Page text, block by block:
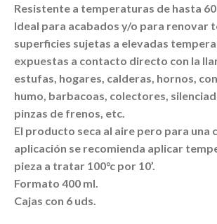
Resistente a temperaturas de hasta
Ideal para acabados y/o para renovar
superficies sujetas a elevadas
expuestas a contacto directo con la
estufas, hogares, calderas, hornos,
humo, barbacoas, colectores,
pinzas de frenos, etc.
El producto seca al aire pero para una
aplicación se recomienda aplicar
pieza a tratar 100°c por 10’.
Formato 400 ml.
Cajas con 6 uds.